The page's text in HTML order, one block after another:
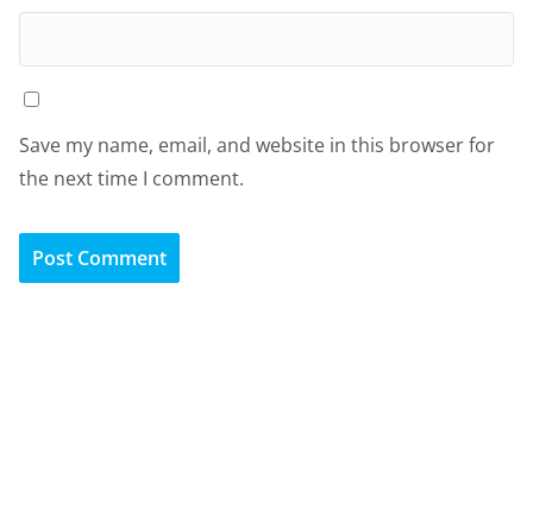
Save my name, email, and website in this browser for
the next time I comment.